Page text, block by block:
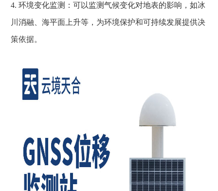
4. 环境变化监测：可以监测气候变化对地表的影响，如冰
川消融、海平面上升等，为环境保护和可持续发展提供决
策依据。